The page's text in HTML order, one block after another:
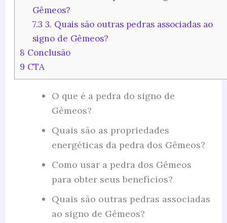
Gêmeos?
7.3 3. Quais são outras pedras associadas ao
signo de Gêmeos?
8 Conclusão
9 CTA
O que é a pedra do signo de
Gêmeos?
Quais são as propriedades
energéticas da pedra dos Gêmeos?
Como usar a pedra dos Gêmeos
para obter seus benefícios?
Quais são outras pedras associadas
ao signo de Gêmeos?